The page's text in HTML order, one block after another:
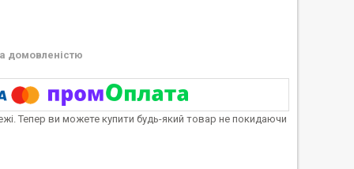
домовленістю
Тепер ви можете купити будь-який товар не покидаючи